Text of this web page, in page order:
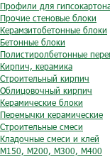
Профили для
Прочие стеновые блоки
Керамзитобетонные блоки
Бетонные блоки
Полистиролбетонные
Кирпич, керамика
Строительный кирпич
Облицовочный кирпич
Керамические блоки
Перемычки керамические
Строительные смеси
Кладочные смеси и клей
М150, М200, М300, М400